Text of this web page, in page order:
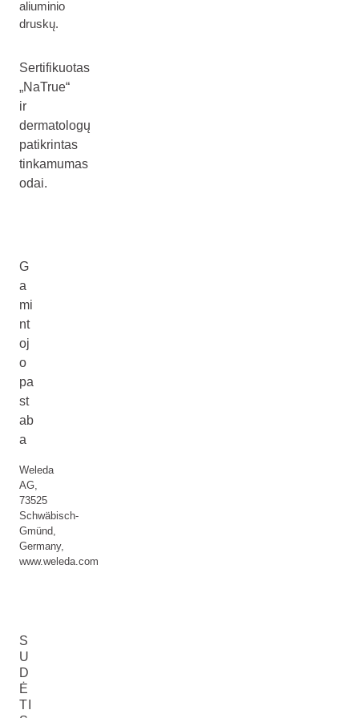
aliuminio
druskų.
Sertifikuotas
„NaTrue“
ir
dermatologų
patikrintas
tinkamumas
odai.
G
a
mi
nt
oj
o
pa
st
ab
a
Weleda
AG,
73525
Schwäbisch-
Gmünd,
Germany,
www.weleda.com
S
U
D
Ė
TI